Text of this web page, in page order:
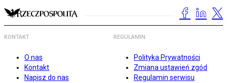
KONTAKT
O nas
Kontakt
Napisz do nas
REGULAMIN
Polityka Prywatności
Zmiana ustawień zgód
Regulamin serwisu